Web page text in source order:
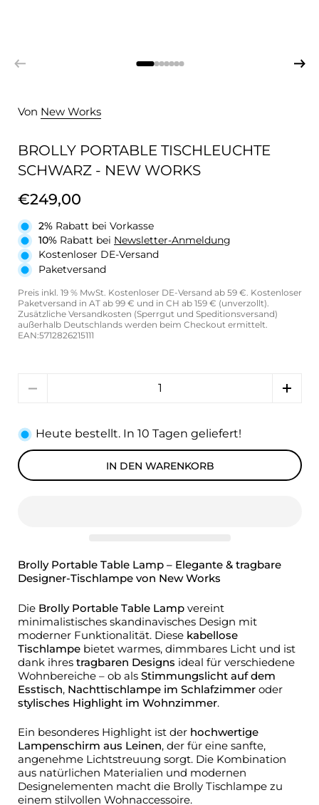
Von New Works
BROLLY PORTABLE TISCHLEUCHTE
SCHWARZ - NEW WORKS
€249,00
2% Rabatt bei Vorkasse
10% Rabatt bei Newsletter-Anmeldung
Kostenloser DE-Versand
Paketversand
Preis inkl. 19 % MwSt. Kostenloser DE-Versand ab 59 €. Kostenloser
Paketversand in AT ab 99 € und in CH ab 159 € (unverzollt).
Zusätzliche Versandkosten (Sperrgut und Speditionsversand)
außerhalb Deutschlands werden beim Checkout ermittelt.
EAN:5712826215111
Heute bestellt. In 10 Tagen geliefert!
IN DEN WARENKORB
Brolly Portable Table Lamp – Elegante & tragbare
Designer-Tischlampe von New Works
Die Brolly Portable Table Lamp vereint
minimalistisches skandinavisches Design mit
moderner Funktionalität. Diese kabellose
Tischlampe bietet warmes, dimmbares Licht und ist
dank ihres tragbaren Designs ideal für verschiedene
Wohnbereiche – ob als Stimmungslicht auf dem
Esstisch, Nachttischlampe im Schlafzimmer oder
stylisches Highlight im Wohnzimmer.
Ein besonderes Highlight ist der hochwertige
Lampenschirm aus Leinen, der für eine sanfte,
angenehme Lichtstreuung sorgt. Die Kombination
aus natürlichen Materialien und modernen
Designelementen macht die Brolly Tischlampe zu
einem stilvollen Wohnaccessoire.